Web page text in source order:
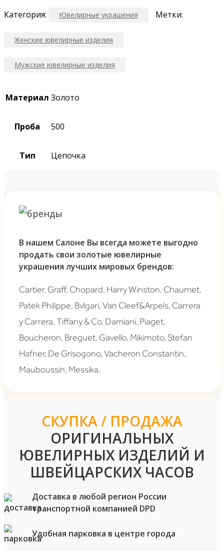
Категория:
Ювелирные украшения Метки:
Женские ювелирные изделия
Мужские ювелирные изделия
Материал Золото
Проба 500
Тип Цепочка
В нашем Салоне Вы всегда можете выгодно
продать свои золотые ювелирные
украшения лучших мировых брендов:
Cartier, Graff, Chopard, Harry Winston, Chaumet,
Patek Philippe, Bvlgari, Van Cleef&Arpels, Carrera
y Carrera, Tiffany & Co, Damiani, Piaget,
Boucheron, Breguet, Gavello, Mikimoto, Stefan
Hafner, De Grisogono, Vacheron Constantin,
Mauboussin, Messika.
СКУПКА / ПРОДАЖА
ОРИГИНАЛЬНЫХ
ЮВЕЛИРНЫХ ИЗДЕЛИЙ И
ШВЕЙЦАРСКИХ ЧАСОВ
Доставка в любой регион России
транспортной компанией DPD
Удобная парковка в центре города